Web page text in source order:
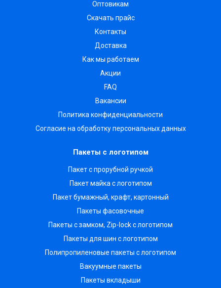
Оптовикам
Скачать прайс
Контакты
Доставка
Как мы работаем
Акции
FAQ
Вакансии
Политика конфиденциальности
Согласие на обработку персональных данных
Пакеты с логотипом
Пакет с прорубной ручкой
Пакет майка с логотипом
Пакет бумажный, крафт, картонный
Пакеты фасовочные
Пакеты с замком, Zip-lock с логотипом
Пакеты для шин с логотипом
Полипропиленовые пакеты с логотипом
Вакуумные пакеты
Пакеты вкладыши